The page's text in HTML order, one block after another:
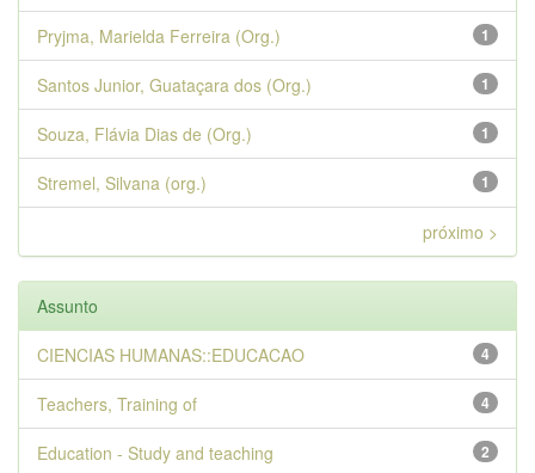
1
Pryjma, Marielda Ferreira (Org.)
1
Santos Junior, Guataçara dos (Org.)
1
Souza, Flávia Dias de (Org.)
1
Stremel, Silvana (org.)
próximo >
Assunto
4
CIENCIAS HUMANAS::EDUCACAO
4
Teachers, Training of
2
Education - Study and teaching